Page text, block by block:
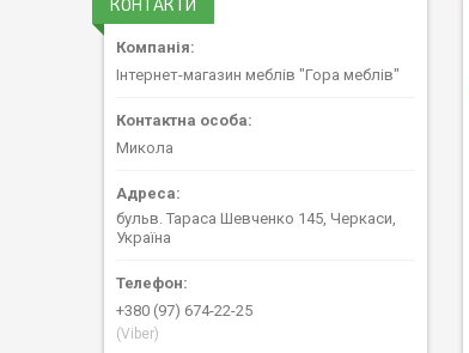
КОНТАКТИ
Інтернет-магазин меблів "Гора меблів"
Микола
бульв. Тараса Шевченко 145, Черкаси,
Україна
+380 (97) 674-22-25
(Viber)